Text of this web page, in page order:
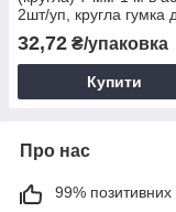
2шт/уп, кругла гумка
32,72 ₴/упаковка
Купити
Про нас
99% позитивних